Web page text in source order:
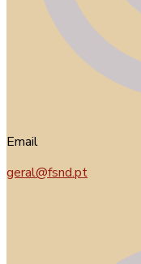
Email
geral@fsnd.pt